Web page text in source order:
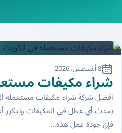
8 أغسطس، 2026
شراء مكيفات
افضل شركة شراء مكيفات مستعمله
يحدث أي عطل في المكيفات وتتكرر
فإن جودة عمل هذه…